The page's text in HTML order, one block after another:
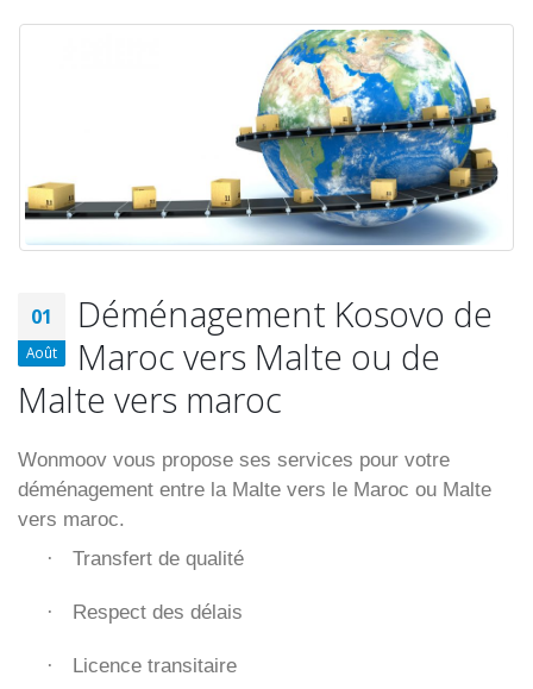
01
Août
Déménagement Kosovo de
Maroc vers Malte ou de
Malte vers maroc
Wonmoov vous propose ses services pour votre
déménagement entre la Malte vers le Maroc ou Malte
vers maroc.
· Transfert de qualité
· Respect des délais
· Licence transitaire